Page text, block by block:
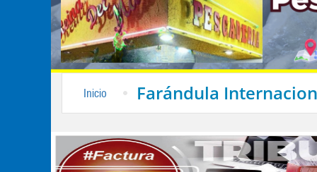
Inicio Farándula